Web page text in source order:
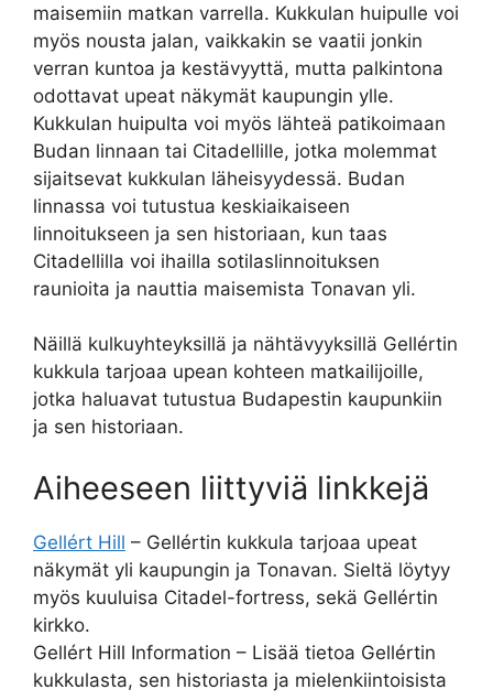
maisemiin matkan varrella. Kukkulan huipulle voi
myös nousta jalan, vaikkakin se vaatii jonkin
verran kuntoa ja kestävyyttä, mutta palkintona
odottavat upeat näkymät kaupungin ylle.
Kukkulan huipulta voi myös lähteä patikoimaan
Budan linnaan tai Citadellille, jotka molemmat
sijaitsevat kukkulan läheisyydessä. Budan
linnassa voi tutustua keskiaikaiseen
linnoitukseen ja sen historiaan, kun taas
Citadellilla voi ihailla sotilaslinnoituksen
raunioita ja nauttia maisemista Tonavan yli.
Näillä kulkuyhteyksillä ja nähtävyyksillä Gellértin
kukkula tarjoaa upean kohteen matkailijoille,
jotka haluavat tutustua Budapestin kaupunkiin
ja sen historiaan.
Aiheeseen liittyviä linkkejä
Gellért Hill – Gellértin kukkula tarjoaa upeat
näkymät yli kaupungin ja Tonavan. Sieltä löytyy
myös kuuluisa Citadel-fortress, sekä Gellértin
kirkko.
Gellért Hill Information – Lisää tietoa Gellértin
kukkulasta, sen historiasta ja mielenkiintoisista